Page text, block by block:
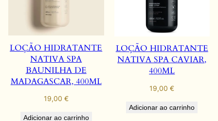
LOÇÃO HIDRATANTE
NATIVA SPA
BAUNILHA DE
MADAGASCAR, 400ML
19,00 €
Adicionar ao carrinho
LOÇÃO HIDRATANTE
NATIVA SPA CAVIAR,
400ML
19,00€
Adicionar ao carrinho